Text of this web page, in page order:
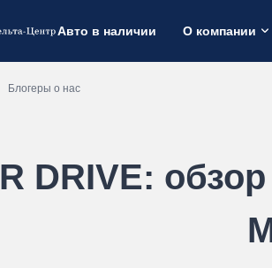
Авто в наличии О компании
Блогеры о нас
R DRIVE: